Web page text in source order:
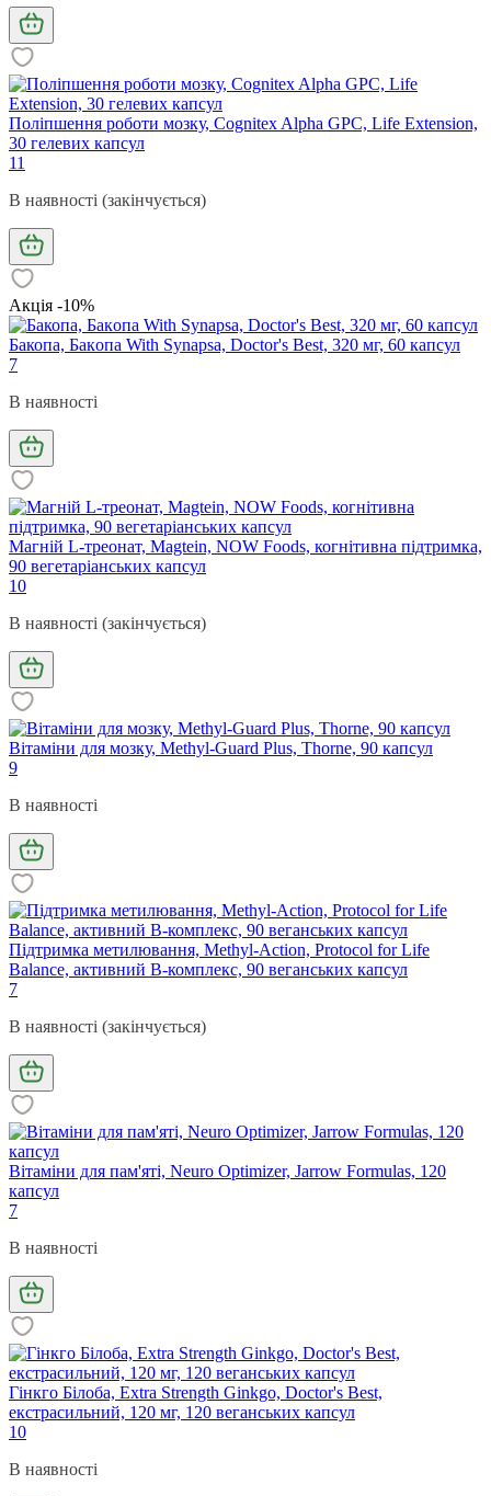
Поліпшення роботи мозку, Cognitex Alpha GPC, Life Extension,
30 гелевих капсул
11
В наявності (закінчується)
Акція -10%
Бакопа, Бaкoпa With Synapsa, Doctor's Best, 320 мг, 60 капсул
7
В наявності
Магній L-треонат, Magtein, NOW Foods, когнітивна підтримка,
90 вегетаріанських капсул
10
В наявності (закінчується)
Вітаміни для мозку, Methyl-Guard Plus, Thorne, 90 капсул
9
В наявності
Підтримка метилювання, Methyl-Action, Protocol for Life
Balance, активний В-комплекс, 90 веганських капсул
7
В наявності (закінчується)
Вітаміни для пам'яті, Neuro Optimizer, Jarrow Formulas, 120
капсул
7
В наявності
Гінкго Білоба, Extra Strength Ginkgo, Doctor's Best,
екстрасильний, 120 мг, 120 веганських капсул
10
В наявності